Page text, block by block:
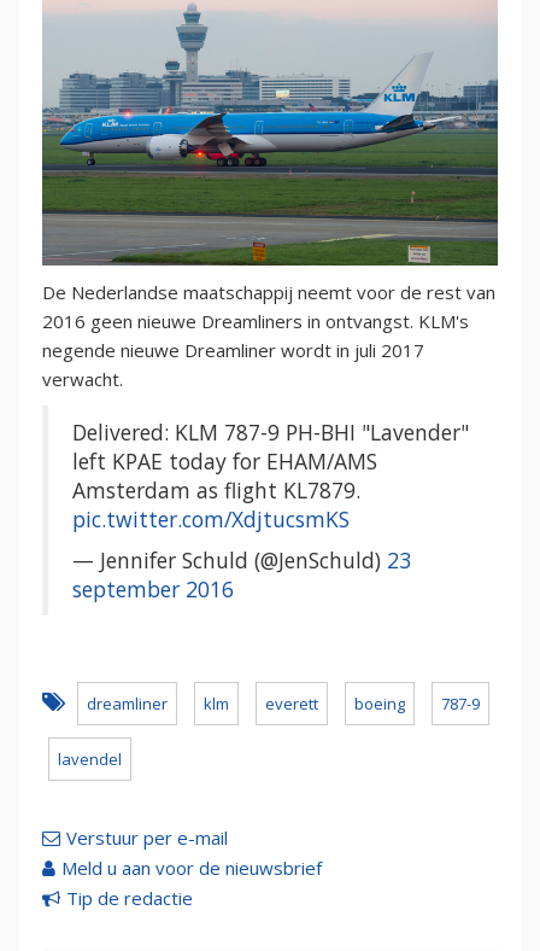
De Nederlandse maatschappij neemt voor de rest van
2016 geen nieuwe Dreamliners in ontvangst. KLM's
negende nieuwe Dreamliner wordt in juli 2017
verwacht.
Delivered: KLM 787-9 PH-BHI "Lavender"
left KPAE today for EHAM/AMS
Amsterdam as flight KL7879.
pic.twitter.com/XdjtucsmKS
— Jennifer Schuld (@JenSchuld) 23
september 2016
dreamliner klm everett boeing 787-9
lavendel
Verstuur per e-mail
Meld u aan voor de nieuwsbrief
Tip de redactie